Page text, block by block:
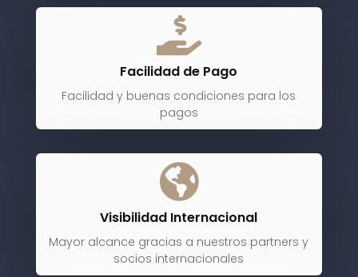

Facilidad de Pago
Facilidad y buenas condiciones para los
pagos

Visibilidad Internacional
Mayor alcance gracias a nuestros partners y
socios internacionales